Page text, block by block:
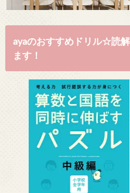
ayaのおすすめドリル☆読
ます！